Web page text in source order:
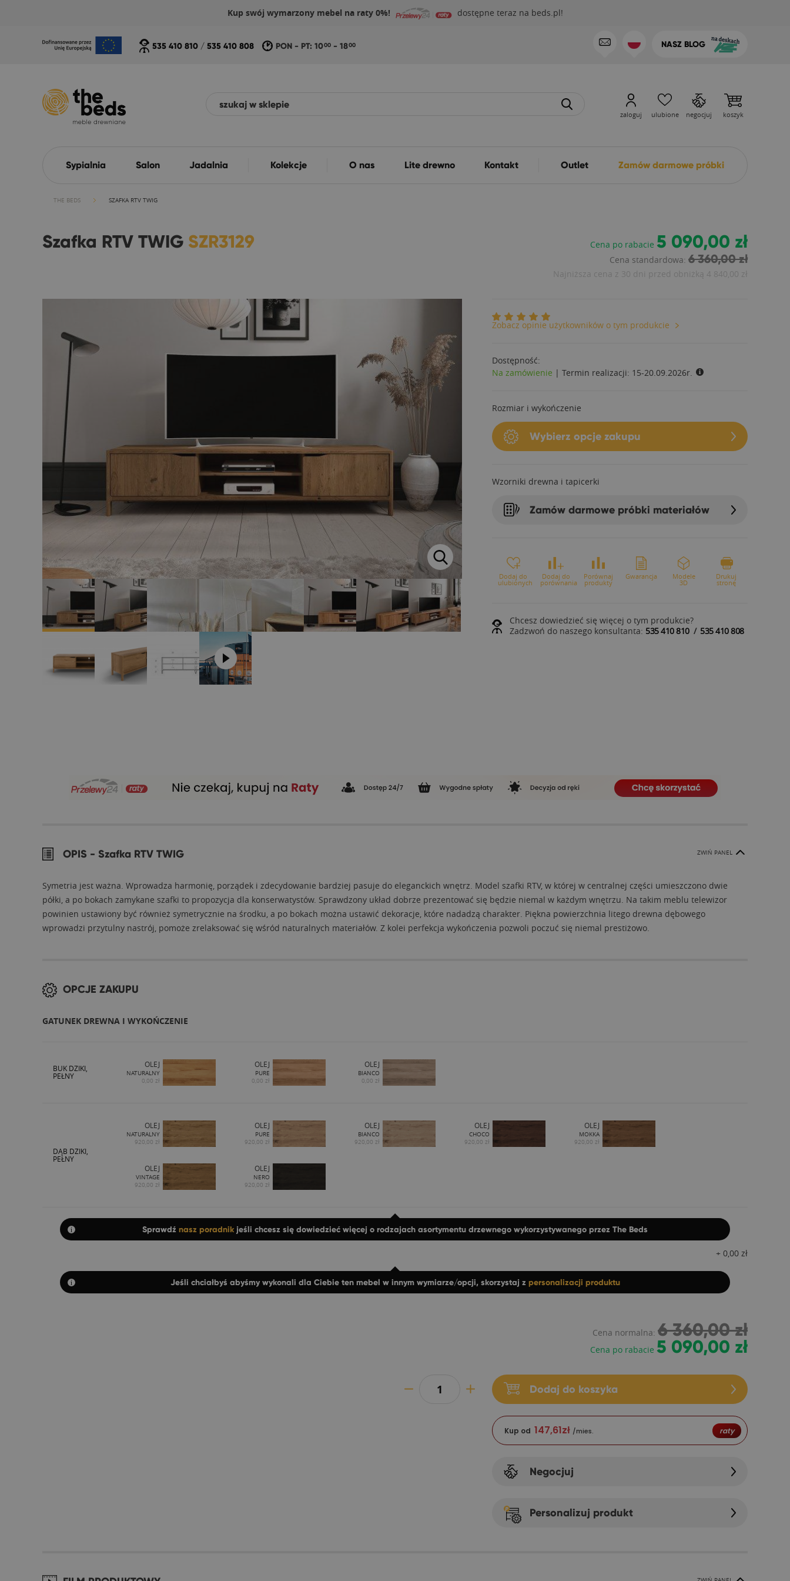
Kup swój wymarzony mebel na raty 0%! dostępne teraz na beds.pl!
NASZ BLOG
535 410 810 / 535 410 808 PON - PT: 1000 - 1800
zaloguj ulubione negocjuj koszyk
Sypialnia Salon Jadalnia Kolekcje O nas Lite drewno Kontakt Outlet Zamów darmowe próbki
THE BEDS SZAFKA RTV TWIG
Szafka RTV TWIG SZR3129 Cena po rabacie 5 090,00 zł
Cena standardowa: 6 360,00 zł
Najniższa cena z 30 dni przed obniżką 4 840,00 zł
Zobacz opinie użytkowników o tym produkcie
Dostępność:
Na zamówienie | Termin realizacji: 15-20.09.2026r.
Rozmiar i wykończenie
Wybierz opcje zakupu
Wzorniki drewna i tapicerki
Zamów darmowe próbki materiałów
Dodaj do
ulubionych
Dodaj do
porównania
Porównaj
produkty
Gwarancja Modele
3D
Drukuj
stronę
Chcesz dowiedzieć się więcej o tym produkcie?
Zadzwoń do naszego konsultanta: 535 410 810/ 535 410 808
OPIS - Szafka RTV TWIG ZWIŃ PANEL
Symetria jest ważna. Wprowadza harmonię, porządek i zdecydowanie bardziej pasuje do eleganckich wnętrz. Model szafki RTV, w której w centralnej części umieszczono dwie
półki, a po bokach zamykane szafki to propozycja dla konserwatystów. Sprawdzony układ dobrze prezentować się będzie niemal w każdym wnętrzu. Na takim meblu telewizor
powinien ustawiony być również symetrycznie na środku, a po bokach można ustawić dekoracje, które nadadzą charakter. Piękna powierzchnia litego drewna dębowego
wprowadzi przytulny nastrój, pomoże zrelaksować się wśród naturalnych materiałów. Z kolei perfekcja wykończenia pozwoli poczuć się niemal prestiżowo.
OPCJE ZAKUPU
GATUNEK DREWNA I WYKOŃCZENIE
BUK DZIKI,
PEŁNY
OLEJ
NATURALNY
0,00 zł
OLEJ
PURE
0,00 zł
OLEJ
BIANCO
0,00 zł
DĄB DZIKI,
PEŁNY
OLEJ
NATURALNY
920,00 zł
OLEJ
PURE
920,00 zł
OLEJ
BIANCO
920,00 zł
OLEJ
CHOCO
920,00 zł
OLEJ
MOKKA
920,00 zł
OLEJ
VINTAGE
920,00 zł
OLEJ
NERO
920,00 zł
Sprawdź nasz poradnik jeśli chcesz się dowiedzieć więcej o rodzajach asortymentu drzewnego wykorzystywanego przez The Beds
+ 0,00 zł
Jeśli chciałbyś abyśmy wykonali dla Ciebie ten mebel w innym wymiarze/opcji, skorzystaj z personalizacji produktu
Cena normalna: 6 360,00 zł
Cena po rabacie 5 090,00 zł
Dodaj do koszyka
Kup od 147,61zł /mies. raty
Negocjuj
Personalizuj produkt